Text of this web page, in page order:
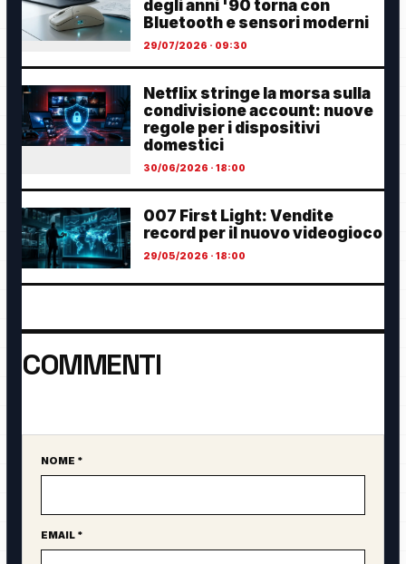
degli anni '90 torna con
Bluetooth e sensori moderni
29/07/2026 · 09:30
Netflix stringe la morsa sulla
condivisione account: nuove
regole per i dispositivi
domestici
30/06/2026 · 18:00
007 First Light: Vendite
record per il nuovo videogioco
29/05/2026 · 18:00
COMMENTI
Sito web
NOME *
EMAIL *